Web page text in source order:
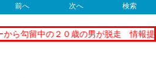
前へ 次へ 検索
勾留中の２０歳の男が脱走 情報提供